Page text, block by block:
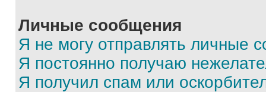
Личные сообщения
Я не могу отправлять личные
Я постоянно получаю
Я получил спам или